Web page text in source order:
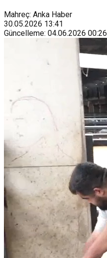
Mahreç: Anka Haber
30.05.2026 13:41
Güncelleme: 04.06.2026 00:26